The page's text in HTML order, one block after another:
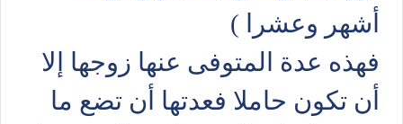
أشهر وعشرا )
فهذه عدة المتوفى عنها زوجها إلا
أن تكون حاملا فعدتها أن تضع ما